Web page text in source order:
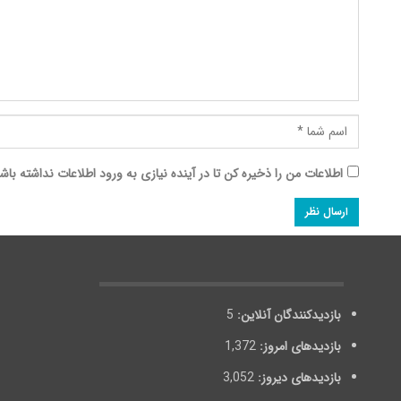
اطلاعات من را ذخیره کن تا در آینده نیازی به ورود اطلاعات نداشته
بازدیدکنندگان آنلاین: 5
بازدیدهای امروز: 1,372
بازدیدهای دیروز: 3,052